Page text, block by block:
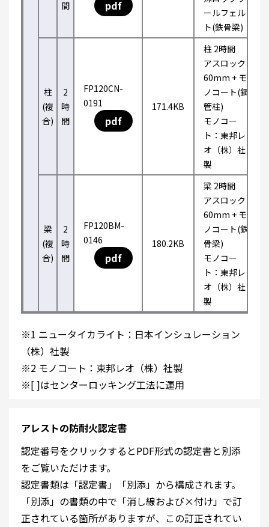
間
pdf
ールフェル
ト(鉄骨梁)
柱
(複
合)
2
時
間
FP120CN-
0191
pdf
171.4KB
柱 2時間
アスロック
60mm + モ
ノコート(鋼
管柱)
モノコー
ト：東邦レ
オ（株）社
製
梁
(複
合)
2
時
間
FP120BM-
0146
pdf
180.2KB
梁 2時間
アスロック
60mm + モ
ノコート(鉄
骨梁)
モノコー
ト：東邦レ
オ（株）社
製
※1 ニュータイカライト：日本インシュレーション
（株）社製
※2 モノコート：東邦レオ（株）社製
※[ ]はセンターロッキング工法に運用
アレストの防耐火認定書
認定番号をクリックするとPDF形式の認定書と別添
をご覧いただけます。
認定書類は「認定書」「別添」から構成されます。
「別添」の書類の中で「消し線および×付け」で訂
正されている箇所がありますが、この訂正されてい